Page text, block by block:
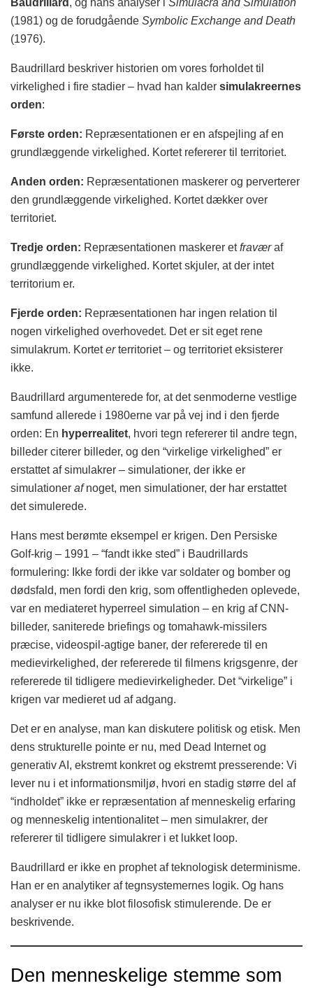
Baudrillard , og hans analyser i Simulacra and Simulation
(1981) og de forudgående Symbolic Exchange and Death
(1976).
Baudrillard beskriver historien om vores forholdet til
virkelighed i fire stadier – hvad han kalder simulakreernes
orden:
Første orden: Repræsentationen er en afspejling af en
grundlæggende virkelighed. Kortet refererer til territoriet.
Anden orden: Repræsentationen maskerer og perverterer
den grundlæggende virkelighed. Kortet dækker over
territoriet.
Tredje orden: Repræsentationen maskerer etfraværaf
grundlæggende virkelighed. Kortet skjuler, at der intet
territorium er.
Fjerde orden: Repræsentationen har ingen relation til
nogen virkelighed overhovedet. Det er sit eget rene
simulakrum. Korteterterritoriet – og territoriet eksisterer
ikke.
Baudrillard argumenterede for, at det senmoderne vestlige
samfund allerede i 1980erne var på vej ind i den fjerde
orden: En hyperrealitet, hvori tegn refererer til andre tegn,
billeder citerer billeder, og den “virkelige virkelighed” er
erstattet af simulakrer – simulationer, der ikke er
simulationer afnoget, men simulationer, der har erstattet
det simulerede.
Hans mest berømte eksempel er krigen. Den Persiske
Golf-krig – 1991 – “fandt ikke sted” i Baudrillards
formulering: Ikke fordi der ikke var soldater og bomber og
dødsfald, men fordi den krig, som offentligheden oplevede,
var en mediateret hyperreel simulation – en krig af CNN-
billeder, saniterede briefings og tomahawk-missilers
præcise, videospil-agtige baner, der refererede til en
medievirkelighed, der refererede til filmens krigsgenre, der
refererede til tidligere medievirkeligheder. Det “virkelige” i
krigen var medieret ud af adgang.
Det er en analyse, man kan diskutere politisk og etisk. Men
dens strukturelle pointe er nu, med Dead Internet og
generativ AI, ekstremt konkret og ekstremt presserende: Vi
lever nu i et informationsmiljø, hvori en stadig større del af
“indholdet” ikke er repræsentation af menneskelig erfaring
og menneskelig intentionalitet – men simulakrer, der
refererer til tidligere simulakrer i et lukket loop.
Baudrillard er ikke en prophet af teknologisk determinisme.
Han er en analytiker af tegnsystemernes logik. Og hans
analyser er nu ikke blot filosofisk stimulerende. De er
beskrivende.
Den menneskelige stemme som